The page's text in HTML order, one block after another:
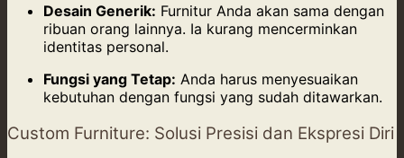
Desain Generik: Furnitur Anda akan sama dengan
ribuan orang lainnya. Ia kurang mencerminkan
identitas personal.
Fungsi yang Tetap: Anda harus menyesuaikan
kebutuhan dengan fungsi yang sudah ditawarkan.
Custom Furniture: Solusi Presisi dan Ekspresi Diri